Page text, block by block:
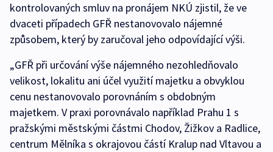
kontrolovaných smluv na pronájem NKÚ zjistil, že ve
dvaceti případech GFŘ nestanovovalo nájemné
způsobem, který by zaručoval jeho odpovídající výši.
„GFŘ při určování výše nájemného nezohledňovalo
velikost, lokalitu ani účel využití majetku a obvyklou
cenu nestanovovalo porovnáním s obdobným
majetkem. V praxi porovnávalo například Prahu 1 s
pražskými městskými částmi Chodov, Žižkov a Radlice,
centrum Mělníka s okrajovou částí Kralup nad Vltavou a